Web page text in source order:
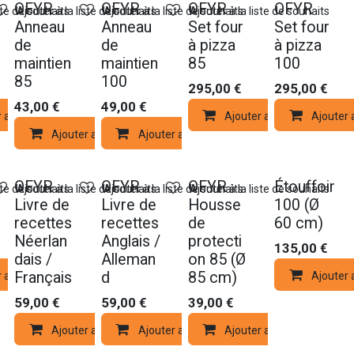
au panier
OFYR
Anneau
de
maintien
85
43,00 €
Ajouter au panier
de souhaits
OFYR
Anneau
de
maintien
100
49,00 €
Ajouter au panier
Ajouter à la liste de souhaits
OFYR
Set four
à pizza
85
295,00 €
Ajouter au panier
Ajouter à la liste de souhaits
OFYR
Set four
à pizza
100
295,00 €
Ajouter
Ajouter à la liste de souhaits
au panier
OFYR
Livre de
recettes
Néerlan
dais /
Français
59,00 €
Ajouter au panier
de souhaits
OFYR
Livre de
recettes
Anglais /
Alleman
d
59,00 €
Ajouter au panier
Ajouter à la liste de souhaits
OFYR
Housse
de
protecti
on 85 (Ø
85 cm)
39,00 €
Ajouter au panier
Ajouter à la liste de souhaits
Étouffoir
100 (Ø
60 cm)
135,00 €
Ajouter
Ajouter à la liste de souhaits